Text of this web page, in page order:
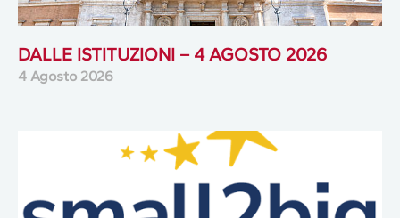
DALLE ISTITUZIONI – 4 AGOSTO 2026
4 Agosto 2026